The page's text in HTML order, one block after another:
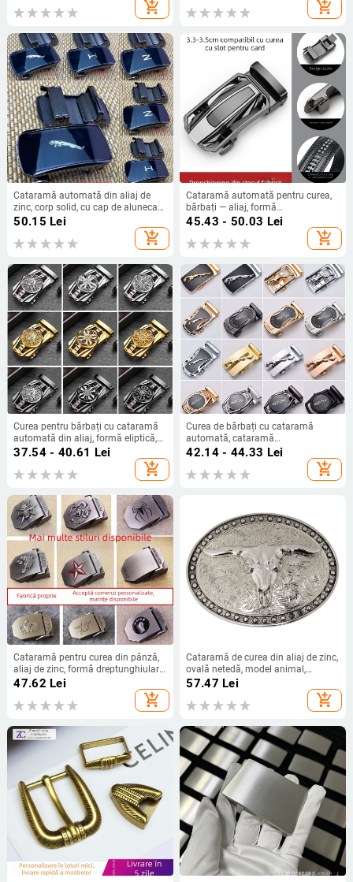
add_shopping_cart add_shopping_cart
Cataramă automată din aliaj de
zinc, corp solid, cu cap de alunecare
și clemă dințată
50.15 Lei
add_shopping_cart
Cataramă automată pentru curea,
bărbați — aliaj, formă
dreptunghiulară, stil business
45.43 - 50.03 Lei
add_shopping_cart
Curea pentru bărbați cu cataramă
automată din aliaj, formă eliptică,
model cu patru foi de trifoi, stil
37.54 - 40.61 Lei
add_shopping_cart
Curea de bărbați cu cataramă
automată, cataramă
dreptunghiulară din aliaj, stil
42.14 - 44.33 Lei
add_shopping_cart
Cataramă pentru curea din pânză,
aliaj de zinc, formă dreptunghiulară,
închidere cu capse, model litere
47.62 Lei
add_shopping_cart
Cataramă de curea din aliaj de zinc,
ovală netedă, model animal,
accesoriu casual pentru curea
57.47 Lei
add_shopping_cart